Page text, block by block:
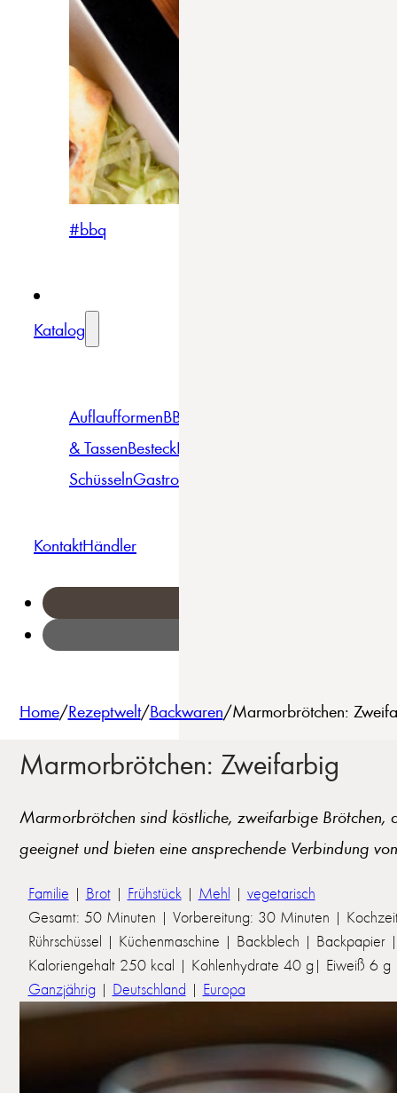
#bbq
Katalog
AuflaufformenBBQ
& TassenBesteckBowls &
SchüsselnGastro
KontaktHändler
Home/Rezeptwelt/Backwaren/Marmorbrötchen:
Marmorbrötchen: Zweifarbig
Marmorbrötchen sind köstliche, zweifarbige Brötchen,
geeignet und bieten eine ansprechende Verbindung
Familie | Brot| Frühstück| Mehl | vegetarisch
Gesamt: 50 Minuten | Vorbereitung: 30 Minuten |
Rührschüssel | Küchenmaschine | Backblech | Backpapier
Kaloriengehalt 250 kcal | Kohlenhydrate 40 g| Eiweiß 6
Ganzjährig | Deutschland | Europa